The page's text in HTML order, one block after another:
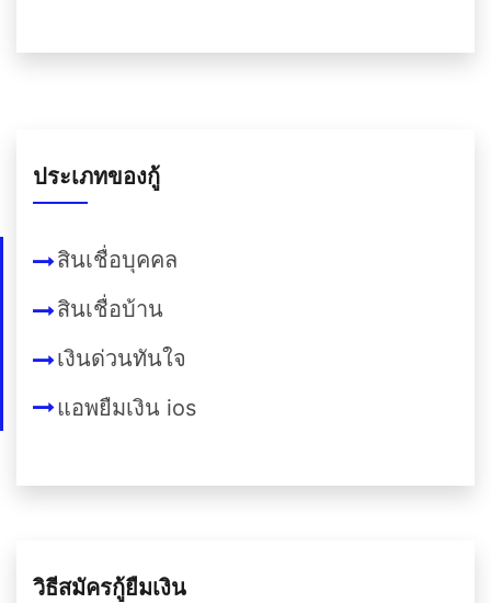
ประเภทของกู้
สินเชื่อบุคคล
สินเชื่อบ้าน
เงินด่วนทันใจ
แอพยืมเงิน ios
วิธีสมัครกู้ยืมเงิน